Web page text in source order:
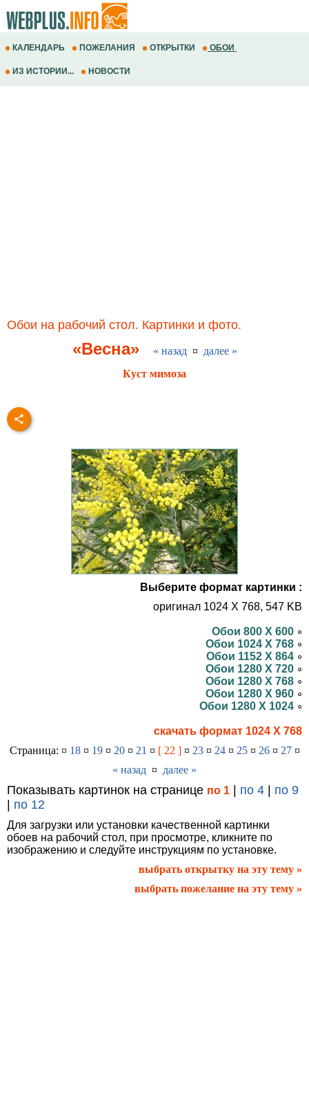
КАЛЕНДАРЬ ПОЖЕЛАНИЯ ОТКРЫТКИ ОБОИ
ИЗ ИСТОРИИ... НОВОСТИ
Обои на рабочий стол. Картинки и фото.
«Весна» « назад¤ далее »
Куст мимоза
Выберите формат картинки :
оригинал 1024 X 768, 547 KB
Обои 800 X 600
Обои 1024 X 768
Обои 1152 X 864
Обои 1280 X 720
Обои 1280 X 768
Обои 1280 X 960
Обои 1280 X 1024
скачать формат 1024 X 768
Страница: ¤ 18¤ 19¤ 20¤ 21 ¤ [ 22 ]¤ 23¤ 24¤ 25¤ 26¤ 27¤
« назад ¤ далее »
Показывать картинок на странице по 1 | по 4 | по 9
| по 12
Для загрузки или установки качественной картинки
обоев на рабочий стол, при просмотре, кликните по
изображению и следуйте инструкциям по установке.
выбрать открытку на эту тему »
выбрать пожелание на эту тему »